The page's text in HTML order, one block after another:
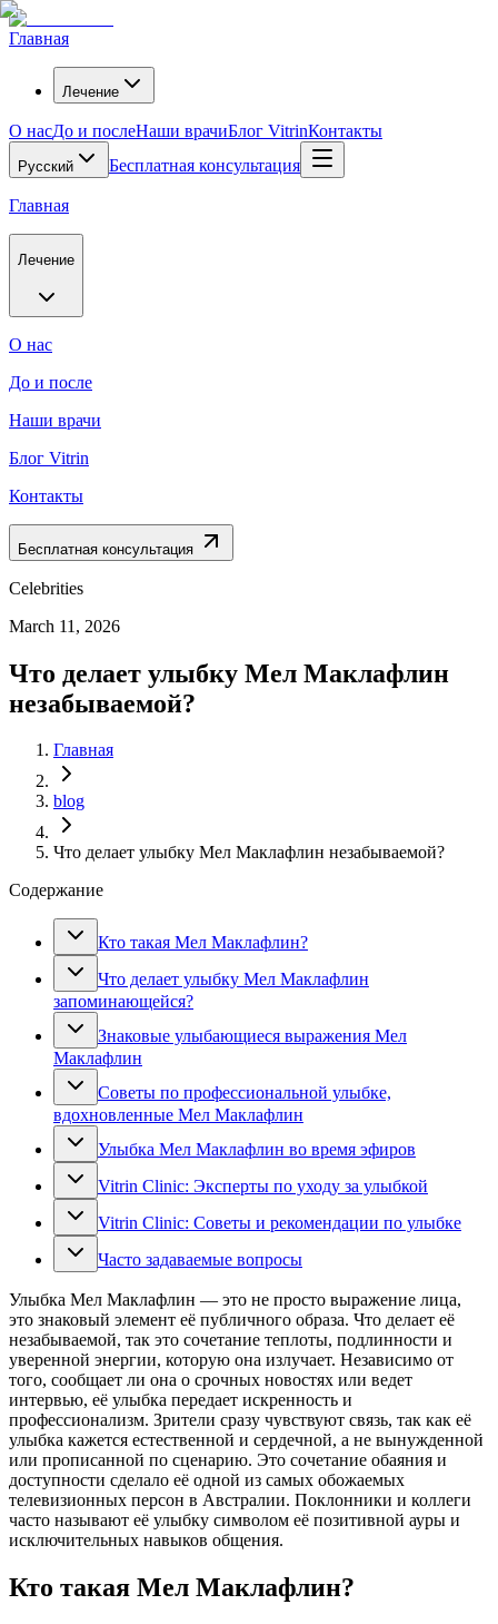
Главная
Лечение
О насДо и послеНаши врачиБлог VitrinКонтакты
Русский Бесплатная консультация
Главная
Лечение
О нас
До и после
Наши врачи
Блог Vitrin
Контакты
Бесплатная консультация
Celebrities
March 11, 2026
Что делает улыбку Мел Маклафлин
незабываемой?
Главная
blog
Что делает улыбку Мел Маклафлин незабываемой?
Содержание
Кто такая Мел Маклафлин?
Что делает улыбку Мел Маклафлин
запоминающейся?
Знаковые улыбающиеся выражения Мел
Маклафлин
Советы по профессиональной улыбке,
вдохновленные Мел Маклафлин
Улыбка Мел Маклафлин во время эфиров
Vitrin Clinic: Эксперты по уходу за улыбкой
Vitrin Clinic: Советы и рекомендации по улыбке
Часто задаваемые вопросы
Улыбка Мел Маклафлин — это не просто выражение лица,
это знаковый элемент её публичного образа. Что делает её
незабываемой, так это сочетание теплоты, подлинности и
уверенной энергии, которую она излучает. Независимо от
того, сообщает ли она о срочных новостях или ведет
интервью, её улыбка передает искренность и
профессионализм. Зрители сразу чувствуют связь, так как её
улыбка кажется естественной и сердечной, а не вынужденной
или прописанной по сценарию. Это сочетание обаяния и
доступности сделало её одной из самых обожаемых
телевизионных персон в Австралии. Поклонники и коллеги
часто называют её улыбку символом её позитивной ауры и
исключительных навыков общения.
Кто такая Мел Маклафлин?